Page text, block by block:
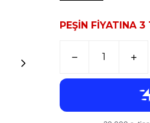
PEŞİN FİYATINA 3